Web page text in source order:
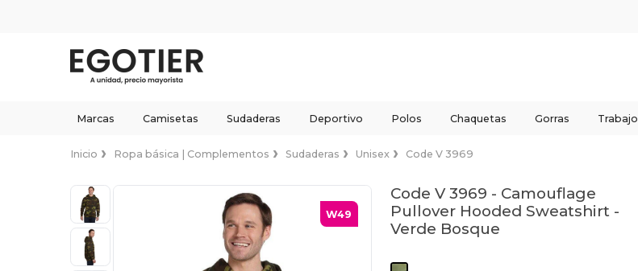
Marcas Camisetas Sudaderas Deportivo Polos Chaquetas Gorras Trabajo
Inicio Ropa básica | Complementos Sudaderas Unisex Code V 3969
W49
Code V 3969 - Camouflage
Pullover Hooded Sweatshirt -
Verde Bosque